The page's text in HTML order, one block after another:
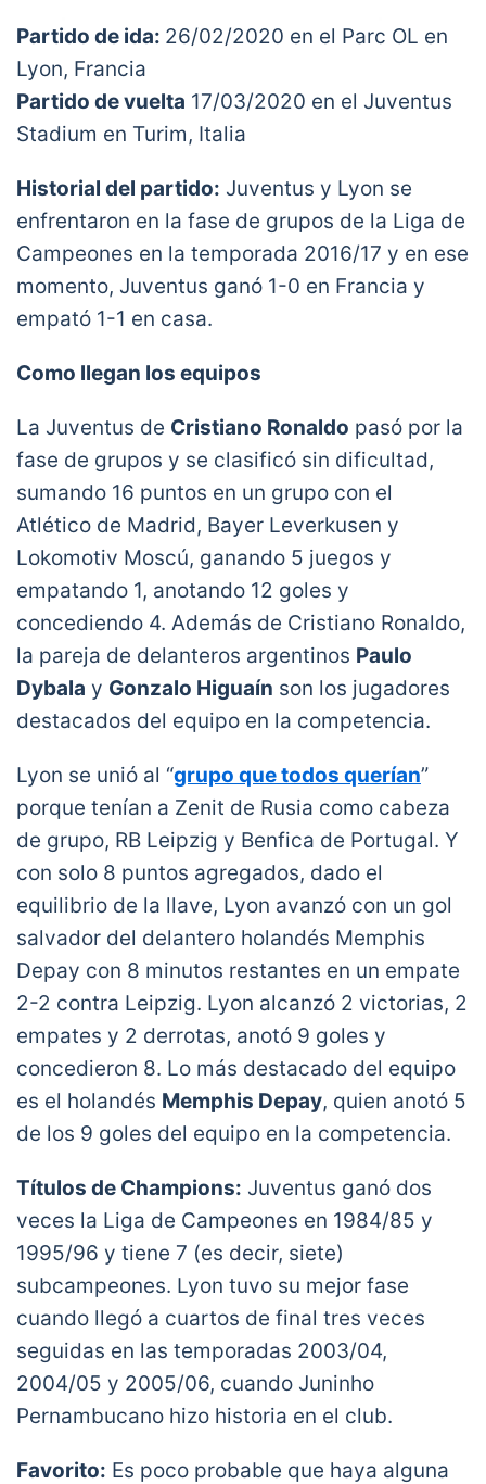
Partido de ida: 26/02/2020 en el Parc OL en
Lyon, Francia
Partido de vuelta 17/03/2020 en el Juventus
Stadium en Turim, Italia
Historial del partido: Juventus y Lyon se
enfrentaron en la fase de grupos de la Liga de
Campeones en la temporada 2016/17 y en ese
momento, Juventus ganó 1-0 en Francia y
empató 1-1 en casa.
Como llegan los equipos
La Juventus de Cristiano Ronaldo pasó por la
fase de grupos y se clasificó sin dificultad,
sumando 16 puntos en un grupo con el
Atlético de Madrid, Bayer Leverkusen y
Lokomotiv Moscú, ganando 5 juegos y
empatando 1, anotando 12 goles y
concediendo 4. Además de Cristiano Ronaldo,
la pareja de delanteros argentinos Paulo
Dybala y Gonzalo Higuaín son los jugadores
destacados del equipo en la competencia.
Lyon se unió al “grupo que todos querían”
porque tenían a Zenit de Rusia como cabeza
de grupo, RB Leipzig y Benfica de Portugal. Y
con solo 8 puntos agregados, dado el
equilibrio de la llave, Lyon avanzó con un gol
salvador del delantero holandés Memphis
Depay con 8 minutos restantes en un empate
2-2 contra Leipzig. Lyon alcanzó 2 victorias, 2
empates y 2 derrotas, anotó 9 goles y
concedieron 8. Lo más destacado del equipo
es el holandés Memphis Depay, quien anotó 5
de los 9 goles del equipo en la competencia.
Títulos de Champions: Juventus ganó dos
veces la Liga de Campeones en 1984/85 y
1995/96 y tiene 7 (es decir, siete)
subcampeones. Lyon tuvo su mejor fase
cuando llegó a cuartos de final tres veces
seguidas en las temporadas 2003/04,
2004/05 y 2005/06, cuando Juninho
Pernambucano hizo historia en el club.
Favorito: Es poco probable que haya alguna